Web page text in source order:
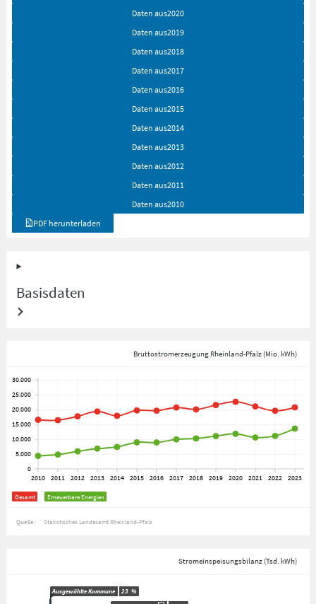
Daten aus2020
Daten aus2019
Daten aus2018
Daten aus2017
Daten aus2016
Daten aus2015
Daten aus2014
Daten aus2013
Daten aus2012
Daten aus2011
Daten aus2010
PDF herunterladen
Basisdaten
Bruttostromerzeugung Rheinland-Pfalz (Mio. kWh)
Gesamt Erneuerbare Energien
Quelle: Statistisches Landesamt Rheinland-Pfalz
Stromeinspeisungsbilanz (Tsd. kWh)
Ausgewählte Kommune 23 %